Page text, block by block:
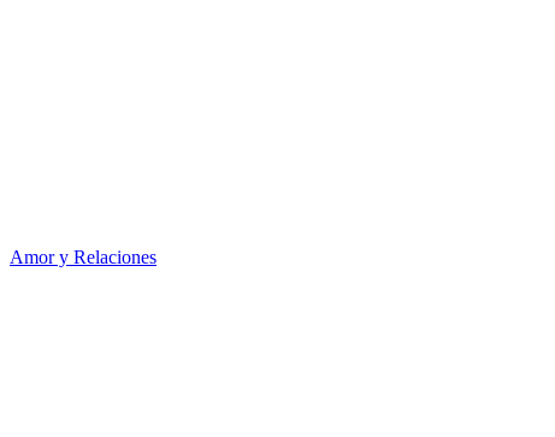
Amor y Relaciones